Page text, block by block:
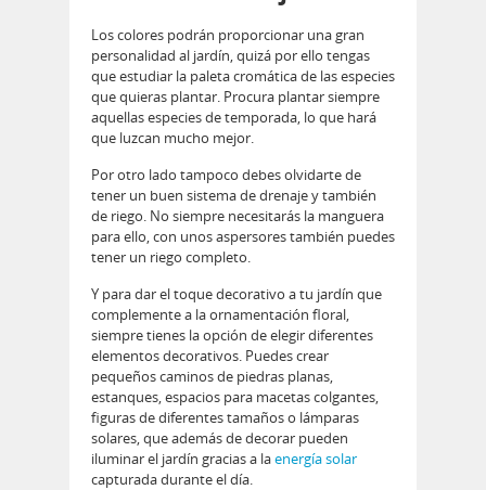
Los colores podrán proporcionar una gran
personalidad al jardín, quizá por ello tengas
que estudiar la paleta cromática de las especies
que quieras plantar. Procura plantar siempre
aquellas especies de temporada, lo que hará
que luzcan mucho mejor.
Por otro lado tampoco debes olvidarte de
tener un buen sistema de drenaje y también
de riego. No siempre necesitarás la manguera
para ello, con unos aspersores también puedes
tener un riego completo.
Y para dar el toque decorativo a tu jardín que
complemente a la ornamentación floral,
siempre tienes la opción de elegir diferentes
elementos decorativos. Puedes crear
pequeños caminos de piedras planas,
estanques, espacios para macetas colgantes,
figuras de diferentes tamaños o lámparas
solares, que además de decorar pueden
iluminar el jardín gracias a laenergía solar
capturada durante el día.